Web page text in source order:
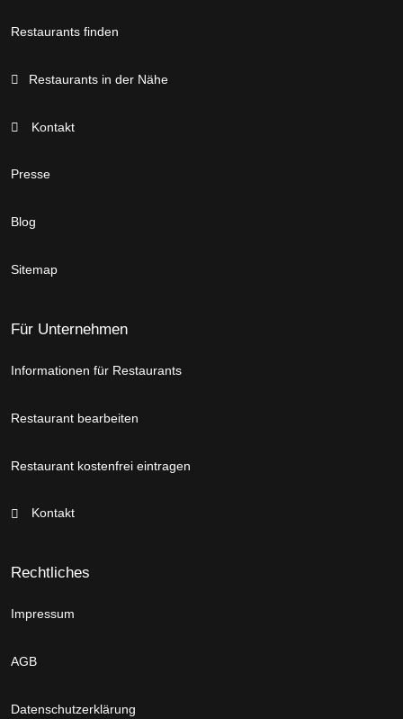
Restaurants finden
Restaurants in der Nähe
Kontakt
Presse
Blog
Sitemap
Für Unternehmen
Informationen für Restaurants
Restaurant bearbeiten
Restaurant kostenfrei eintragen
Kontakt
Rechtliches
Impressum
AGB
Datenschutzerklärung